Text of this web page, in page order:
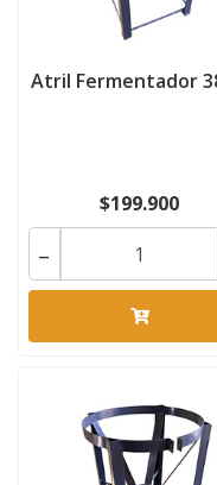
Atril Fermentador
$199.900
-